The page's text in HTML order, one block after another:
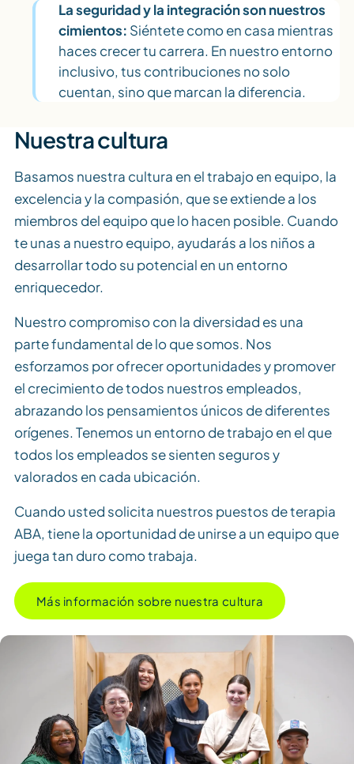
La seguridad y la integración son nuestros
cimientos: Siéntete como en casa mientras
haces crecer tu carrera. En nuestro entorno
inclusivo, tus contribuciones no solo
cuentan, sino que marcan la diferencia.
Nuestra cultura
Basamos nuestra cultura en el trabajo en equipo, la
excelencia y la compasión, que se extiende a los
miembros del equipo que lo hacen posible. Cuando
te unas a nuestro equipo, ayudarás a los niños a
desarrollar todo su potencial en un entorno
enriquecedor.
Nuestro compromiso con la diversidad es una
parte fundamental de lo que somos. Nos
esforzamos por ofrecer oportunidades y promover
el crecimiento de todos nuestros empleados,
abrazando los pensamientos únicos de diferentes
orígenes. Tenemos un entorno de trabajo en el que
todos los empleados se sienten seguros y
valorados en cada ubicación.
Cuando usted solicita nuestros puestos de terapia
ABA, tiene la oportunidad de unirse a un equipo que
juega tan duro como trabaja.
Más información sobre nuestra cultura